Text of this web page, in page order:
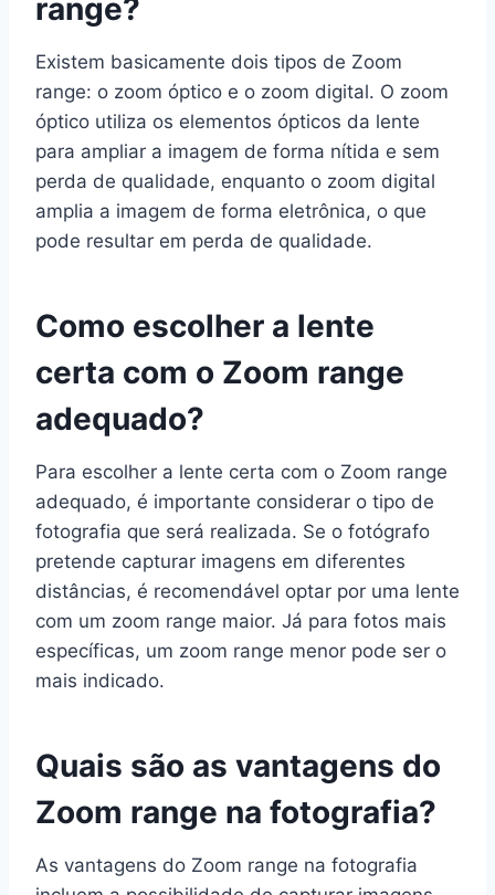
range?
Existem basicamente dois tipos de Zoom
range: o zoom óptico e o zoom digital. O zoom
óptico utiliza os elementos ópticos da lente
para ampliar a imagem de forma nítida e sem
perda de qualidade, enquanto o zoom digital
amplia a imagem de forma eletrônica, o que
pode resultar em perda de qualidade.
Como escolher a lente
certa com o Zoom range
adequado?
Para escolher a lente certa com o Zoom range
adequado, é importante considerar o tipo de
fotografia que será realizada. Se o fotógrafo
pretende capturar imagens em diferentes
distâncias, é recomendável optar por uma lente
com um zoom range maior. Já para fotos mais
específicas, um zoom range menor pode ser o
mais indicado.
Quais são as vantagens do
Zoom range na fotografia?
As vantagens do Zoom range na fotografia